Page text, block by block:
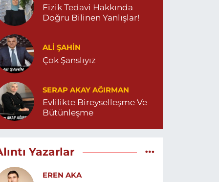
Fizik Tedavi Hakkında
Doğru Bilinen Yanlışlar!
ALI ŞAHİN
Çok Şanslıyız
SERAP AKAY AĞIRMAN
Evlilikte Bireyselleşme Ve
Bütünleşme
Yazarlar
EREN AKA